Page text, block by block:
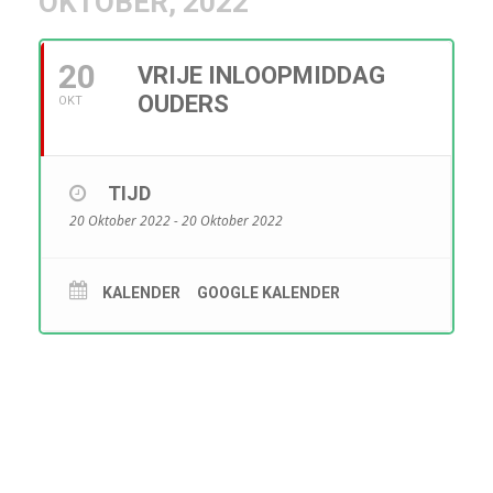
20
OKT
VRIJE INLOOPMIDDAG
OUDERS
TIJD
20 Oktober 2022 - 20 Oktober 2022
KALENDER GOOGLE KALENDER